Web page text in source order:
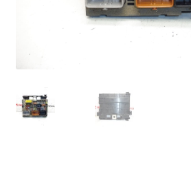
Polityka prywatności
Procedura reklamacyjna
Skarga